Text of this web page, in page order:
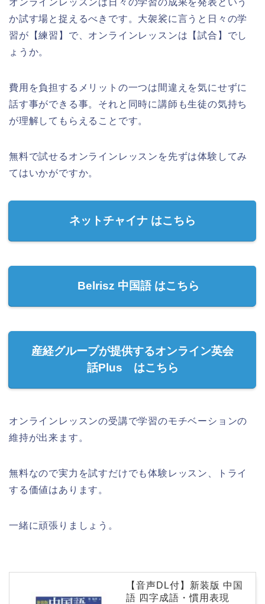
か試す場と捉えるべきです。大袈裟に言うと日々の学
習が【練習】で、オンラインレッスンは【試合】でし
ょうか。
費用を負担するメリットの一つは間違えを気にせずに
話す事ができる事。 それと同時に講師も生徒の気持ち
が理解してもらえることです。
無料で試せるオンラインレッスンを先ずは体験してみ
てはいかがですか。
ネットチャイナ はこちら
Belrisz 中国語 はこちら
産経グループが提供するオンライン英会
話Plus はこちら
オンラインレッスンの受講で学習のモチベーションの
維持が出来ます。
無料なので実力を試すだけでも体験レッスン、トライ
する価値はあります。
一緒に頑張りましょう。
【音声DL付】新装版 中国
語 四字成語・慣用表現